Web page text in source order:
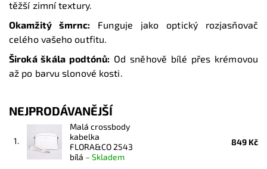
těžší zimní textury.
Okamžitý šmrnc: Funguje jako optický rozjasňovač
celého vašeho outfitu.
Široká škála podtónů: Od sněhově bílé přes krémovou
až po barvu slonové kosti.
NEJPRODÁVANĚJŠÍ
1.
Malá crossbody
kabelka
FLORA&CO 2543
bílá –Skladem
849 Kč